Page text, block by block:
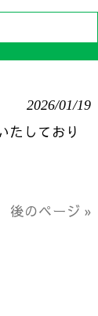
2026/01/19
たしており
後のページ »